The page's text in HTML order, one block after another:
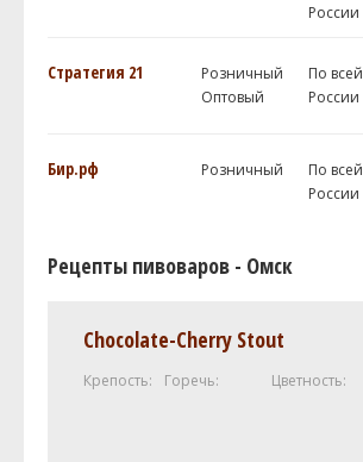
России
Стратегия 21
Розничный
Оптовый
По всей
России
Бир.рф Розничный
По всей
России
Рецепты пивоваров - Омск
Chocolate-Cherry Stout
Крепость: Горечь: Цветность: